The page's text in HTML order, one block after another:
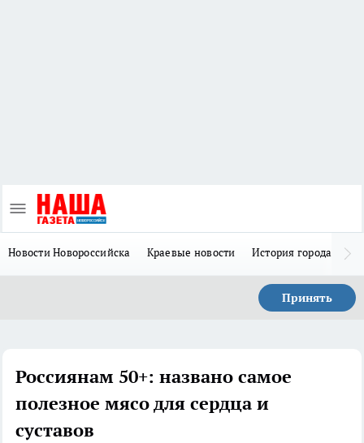
Новости Новороссийска Краевые новости История города Н
Принять
Россиянам 50+: названо самое
полезное мясо для сердца и
суставов